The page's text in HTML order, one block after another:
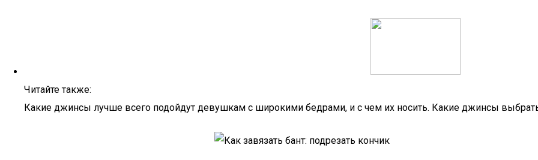
Читайте также:
Какие джинсы лучше всего подойдут девушкам с широкими бедрами, и с чем их носить. Какие джинсы